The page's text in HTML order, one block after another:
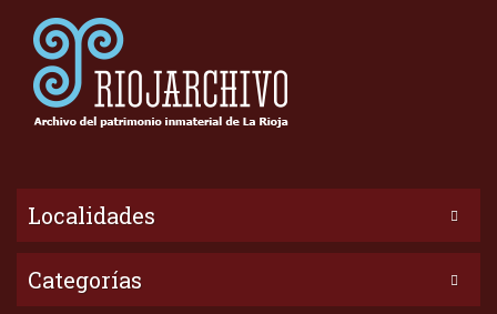
Localidades
Categorías